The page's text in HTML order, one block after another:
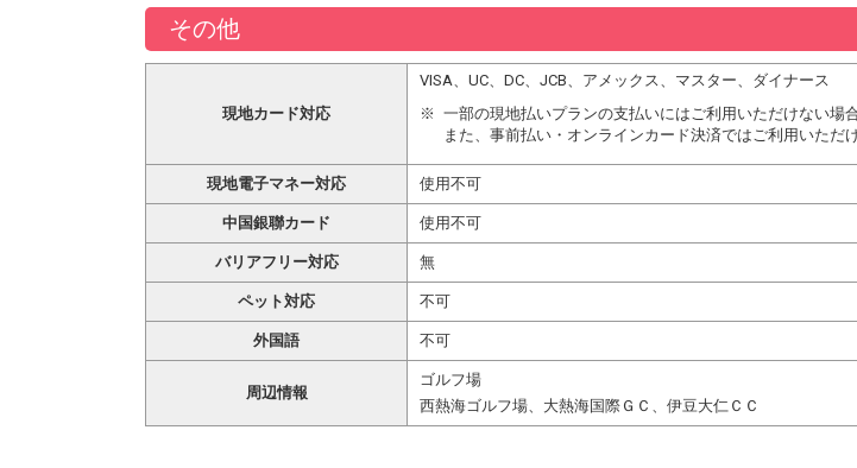
その他
現地カード対応
VISA、UC、DC、JCB、アメックス、マスター、ダイナース
一部の現地払いプランの支払いにはご利用いただけない場
また、事前払い・オンラインカード決済ではご利用いただ
現地電子マネー対応 使用不可
中国銀聯カード 使用不可
バリアフリー対応 無
ペット対応 不可
外国語 不可
周辺情報
ゴルフ場
西熱海ゴルフ場、大熱海国際ＧＣ、伊豆大仁ＣＣ